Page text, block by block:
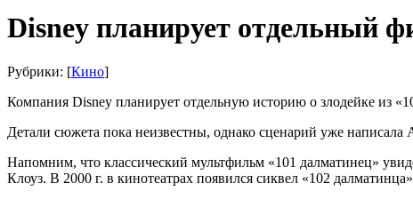
Disney планирует отдельный
Рубрики: [Кино]
Компания Disney планирует отдельную историю о злодейке из
Детали сюжета пока неизвестны, однако сценарий уже
Напомним, что классический мультфильм «101 далматинец»
Клоуз. В 2000 г. в кинотеатрах появился сиквел «102